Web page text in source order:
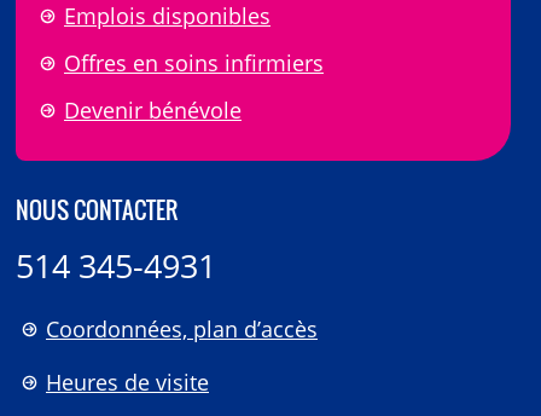
Emplois disponibles
Offres en soins infirmiers
Devenir bénévole
NOUS CONTACTER
514 345-4931
Coordonnées, plan d’accès
Heures de visite